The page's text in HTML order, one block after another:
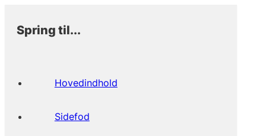
Spring til...
Hovedindhold
Sidefod